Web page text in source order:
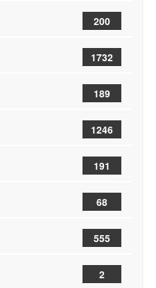
200
1732
189
1246
191
68
555
2